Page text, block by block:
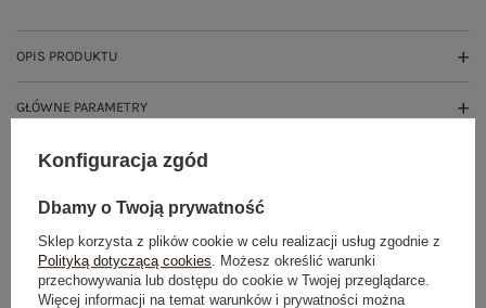
OPIS PRODUKTU
GŁÓWNE PARAMETRY
OPINIE O PRODUKCIE (0)
WYSYŁKA I DOSTAWA
ZWROTY I REKLAMACJE
Konfiguracja zgód
Dbamy o Twoją prywatność
Sklep korzysta z plików cookie w celu realizacji usług zgodnie z
Polityką dotyczącą cookies. Możesz określić warunki
przechowywania lub dostępu do cookie w Twojej przeglądarce.
Więcej informacji na temat warunków i prywatności można